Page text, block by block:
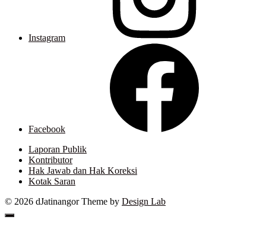
Instagram
Facebook
Laporan Publik
Kontributor
Hak Jawab dan Hak Koreksi
Kotak Saran
© 2026 dJatinangor Theme by Design Lab